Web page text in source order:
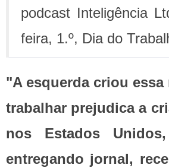
podcast Inteligência
feira, 1.º, Dia do
"A esquerda criou essa
trabalhar prejudica a
nos Estados
entregando jornal,